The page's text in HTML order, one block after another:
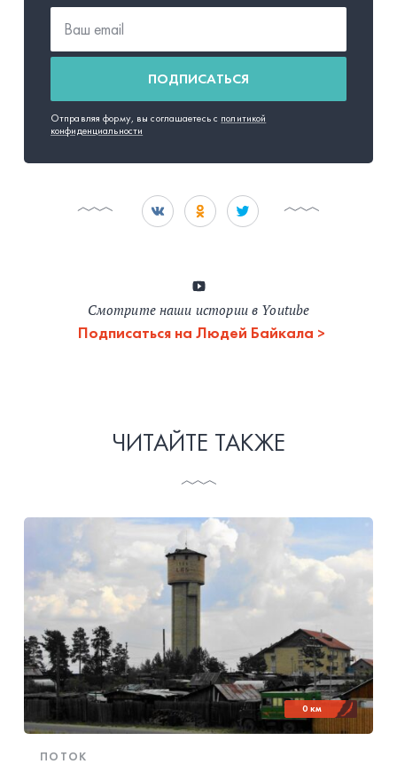
ПОДПИСАТЬСЯ
Отправляя форму, вы соглашаетесь с политикой
конфиденциальности
Смотрите наши истории в Youtube
Подписаться на Людей Байкала
ЧИТАЙТЕ ТАКЖЕ
0 км
ПОТОК